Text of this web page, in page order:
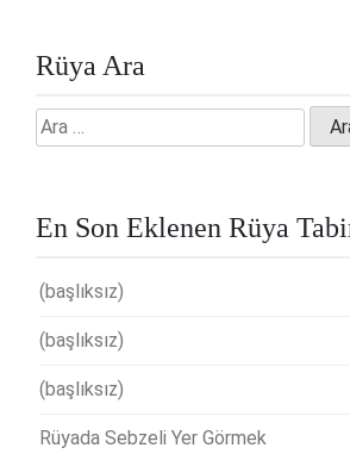
Rüya Ara
Arama:
En Son Eklenen Rüya
(başlıksız)
(başlıksız)
(başlıksız)
Rüyada Sebzeli Yer Görmek